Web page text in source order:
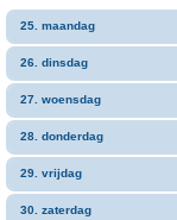
25. maandag
26. dinsdag
27. woensdag
28. donderdag
29. vrijdag
30. zaterdag